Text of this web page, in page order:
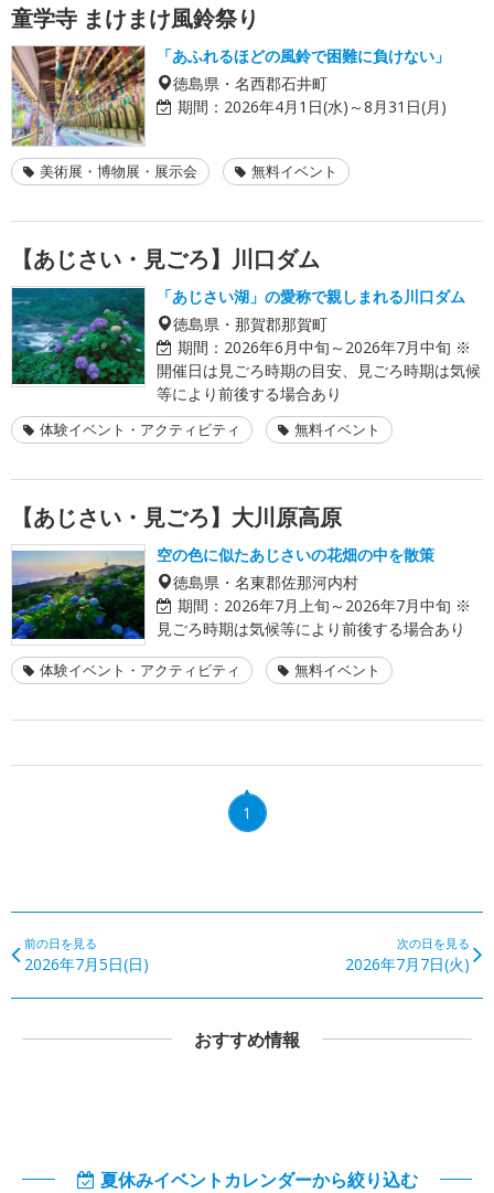
童学寺 まけまけ風鈴祭り
「あふれるほどの風鈴で困難に負けない」
徳島県・名西郡石井町
期間： 2026年4月1日(水)～8月31日(月)
美術展・博物展・展示会 無料イベント
【あじさい・見ごろ】川口ダム
「あじさい湖」の愛称で親しまれる川口ダム
徳島県・那賀郡那賀町
期間： 2026年6月中旬～2026年7月中旬 ※
開催日は見ごろ時期の目安、見ごろ時期は気候
等により前後する場合あり
体験イベント・アクティビティ 無料イベント
【あじさい・見ごろ】大川原高原
空の色に似たあじさいの花畑の中を散策
徳島県・名東郡佐那河内村
期間： 2026年7月上旬～2026年7月中旬 ※
見ごろ時期は気候等により前後する場合あり
体験イベント・アクティビティ 無料イベント
1
前の日を見る
2026年7月5日(日)
次の日を見る
2026年7月7日(火)
おすすめ情報
夏休みイベントカレンダーから絞り込む